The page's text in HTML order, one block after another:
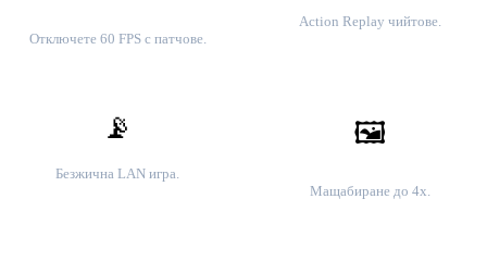
Отключете 60 FPS с патчове.
Action Replay чийтове.
📡
Безжична LAN игра.
🖼️
Мащабиране до 4x.